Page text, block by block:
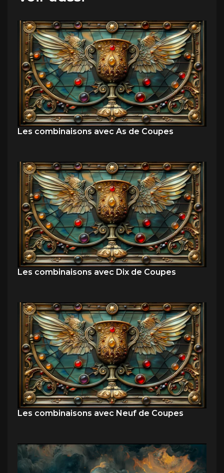
Les combinaisons avec As de Coupes
Les combinaisons avec Dix de Coupes
Les combinaisons avec Neuf de Coupes